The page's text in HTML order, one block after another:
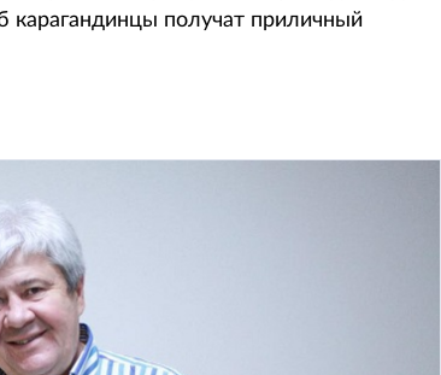
карагандинцы получат приличный